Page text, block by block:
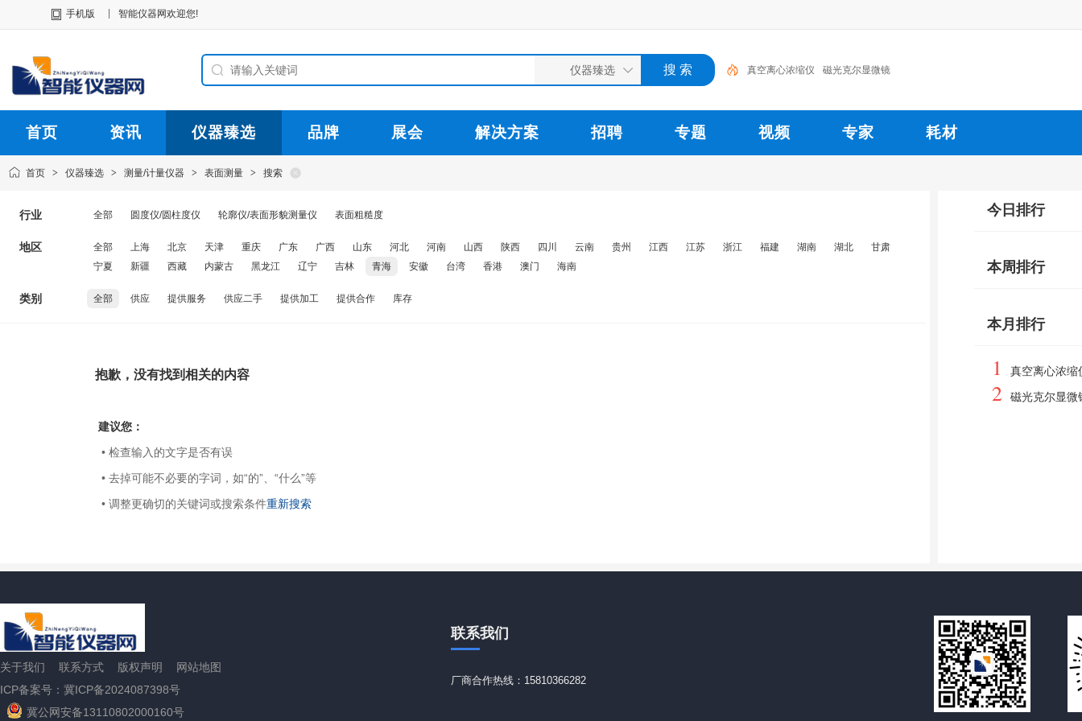
手机版 智能仪器网欢迎您!
真空离心浓缩仪 磁光克尔显微镜
首页 资讯 仪器臻选 品牌 展会 解决方案 招聘 专题 视频 专家 耗材
首页 > 仪器臻选 > 测量/计量仪器 > 表面测量 > 搜索
行业 全部 圆度仪/圆柱度仪 轮廓仪/表面形貌测量仪 表面粗糙度
地区 全部 上海 北京 天津 重庆 广东 广西 山东 河北 河南 山西 陕西 四川 云南 贵州 江西 江苏 浙江 福建 湖南 湖北
甘肃
宁夏
新疆 西藏 内蒙古 黑龙江 辽宁 吉林 青海 安徽 台湾 香港 澳门 海南
类别 全部 供应 提供服务 供应二手 提供加工 提供合作 库存
抱歉，没有找到相关的内容
建议您：
• 检查输入的文字是否有误
• 去掉可能不必要的字词，如“的”、“什么”等
• 调整更确切的关键词或搜索条件重新搜索
今日排行
本周排行
本月排行
1 真空离心浓缩
2 磁光克尔显微
关于我们 联系方式 版权声明
网站地图
ICP备案号：冀ICP备2024087398号
冀公网安备13110802000160号
联系我们
厂商合作热线：15810366282